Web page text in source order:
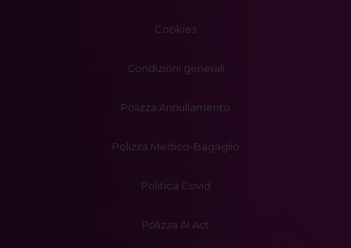
Cookies
Condizioni generali
Polizza Annullamento
Polizza Medico-Bagaglio
Politica Covid
Polizza AI Act